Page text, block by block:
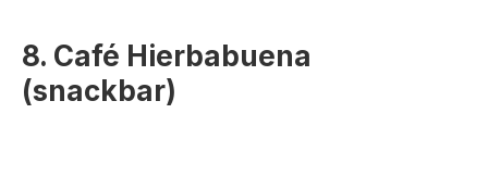
8. Café Hierbabuena
(snackbar)